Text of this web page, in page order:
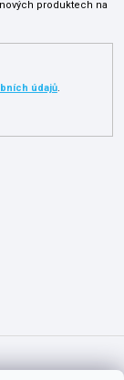
produktech na
údajů.